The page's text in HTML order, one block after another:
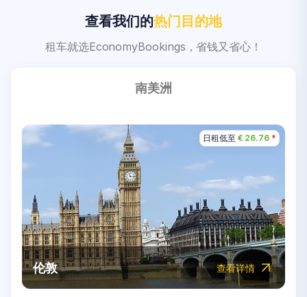
查看我们的热门目的地
租车就选EconomyBookings，省钱又省心！
南美洲
日租低至€ 31.25 *
迪拜 查看详情
日租低至€ 36.18 *
悉尼 查看详情
日租低至€ 43.46 *
摩洛哥 查看详情
日租低至 € 20.39 *
纽约市 查看详情
日租低至 € 1.00 *
墨西哥 查看详情
日租低至 € 26.76 *
伦敦 查看详情